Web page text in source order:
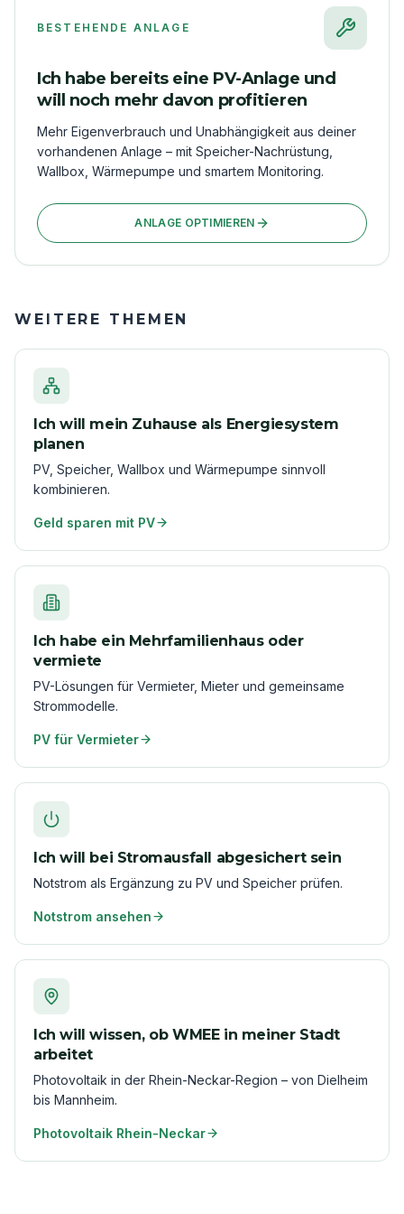
BESTEHENDE ANLAGE
Ich habe bereits eine PV-Anlage und
will noch mehr davon profitieren
Mehr Eigenverbrauch und Unabhängigkeit aus deiner
vorhandenen Anlage – mit Speicher-Nachrüstung,
Wallbox, Wärmepumpe und smartem Monitoring.
ANLAGE OPTIMIEREN
WEITERE THEMEN
Ich will mein Zuhause als Energiesystem
planen
PV, Speicher, Wallbox und Wärmepumpe sinnvoll
kombinieren.
Geld sparen mit PV
Ich habe ein Mehrfamilienhaus oder
vermiete
PV-Lösungen für Vermieter, Mieter und gemeinsame
Strommodelle.
PV für Vermieter
Ich will bei Stromausfall abgesichert sein
Notstrom als Ergänzung zu PV und Speicher prüfen.
Notstrom ansehen
Ich will wissen, ob WMEE in meiner Stadt
arbeitet
Photovoltaik in der Rhein-Neckar-Region – von Dielheim
bis Mannheim.
Photovoltaik Rhein-Neckar